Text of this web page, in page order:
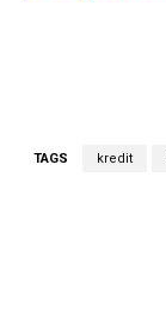
TAGS kredit